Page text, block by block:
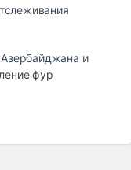
и
фур